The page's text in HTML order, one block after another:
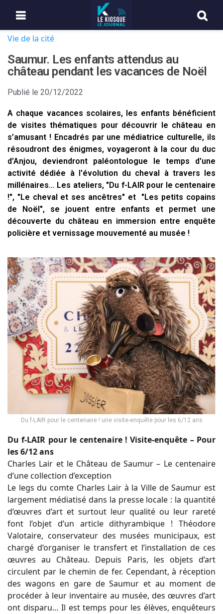
Vie de la cité
Saumur. Les enfants attendus au
château pendant les vacances de Noël
Publié le 20/12/2022
A chaque vacances scolaires, les enfants bénéficient
de visites thématiques pour découvrir le château en
s’amusant ! Encadrés par une médiatrice culturelle, ils
résoudront des énigmes, voyageront à la cour du duc
d’Anjou, deviendront paléontologue le temps d'une
activité dédiée à l'évolution du cheval à travers les
millénaires… Les ateliers, "Du f-LAIR pour le centenaire
!", "Le cheval et ses ancêtres" et "Les petits copains
de Noël", se jouent entre enfants et permet une
découverte du château en immersion entre enquête
policière et vernissage mouvementé au musée !
Du f-LAIR pour le centenaire ! une visite-enquête pour les 6/12 ans
Du f-LAIR pour le centenaire ! Visite-enquête – Pour
les 6/12 ans
Charles Lair et le Château de Saumur – Le centenaire
d’une collection d’exception
Le legs du comte Charles Lair à la Ville de Saumur est
largement médiatisé dans la presse locale : la quantité
d’œuvres d’art et surtout leur qualité ou leur rareté
font l’objet d’un article dithyrambique ! Théodore
Valotaire, conservateur des musées municipaux, est
chargé d’organiser le transfert et l’installation de ces
œuvres au Château. Depuis Paris, les objets d’art
circulent par le chemin de fer. Cependant, à réception
des wagons en gare de Saumur et au moment de
procéder à leur inventaire au musée, des œuvres d’art
ont disparu… Il est temps pour les élèves, enquêteurs